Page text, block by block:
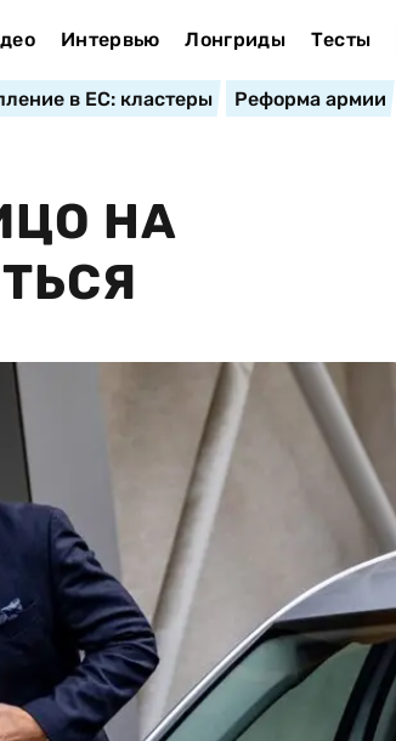
Интервью Лонгриды Тесты
в ЕС: кластеры Реформа армии
НА